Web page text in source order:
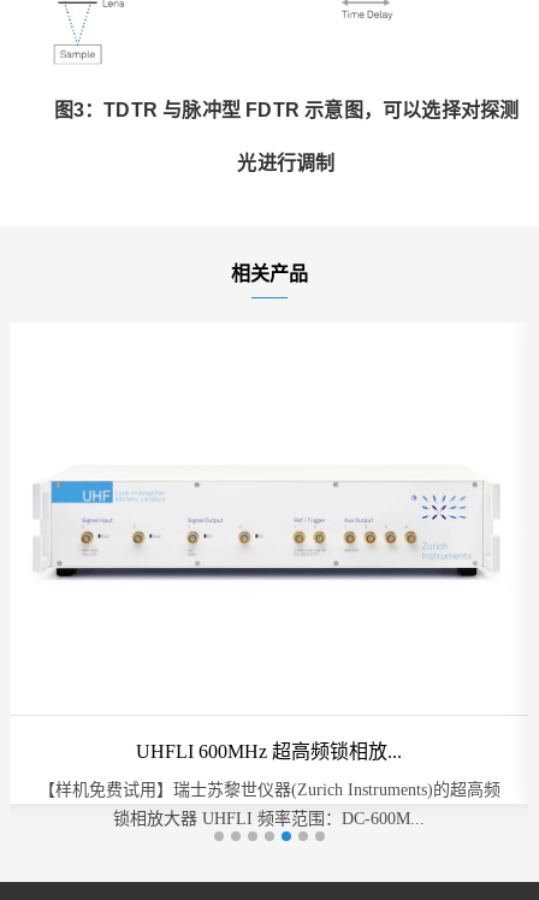
图3：TDTR 与脉冲型 FDTR 示意图，可以选择对探测
光进行调制
相关产品
UHFLI 600MHz 超高频锁相放...
【样机免费试用】瑞士苏黎世仪器(Zurich Instruments)的超高频
锁相放大器 UHFLI 频率范围：DC-600M...